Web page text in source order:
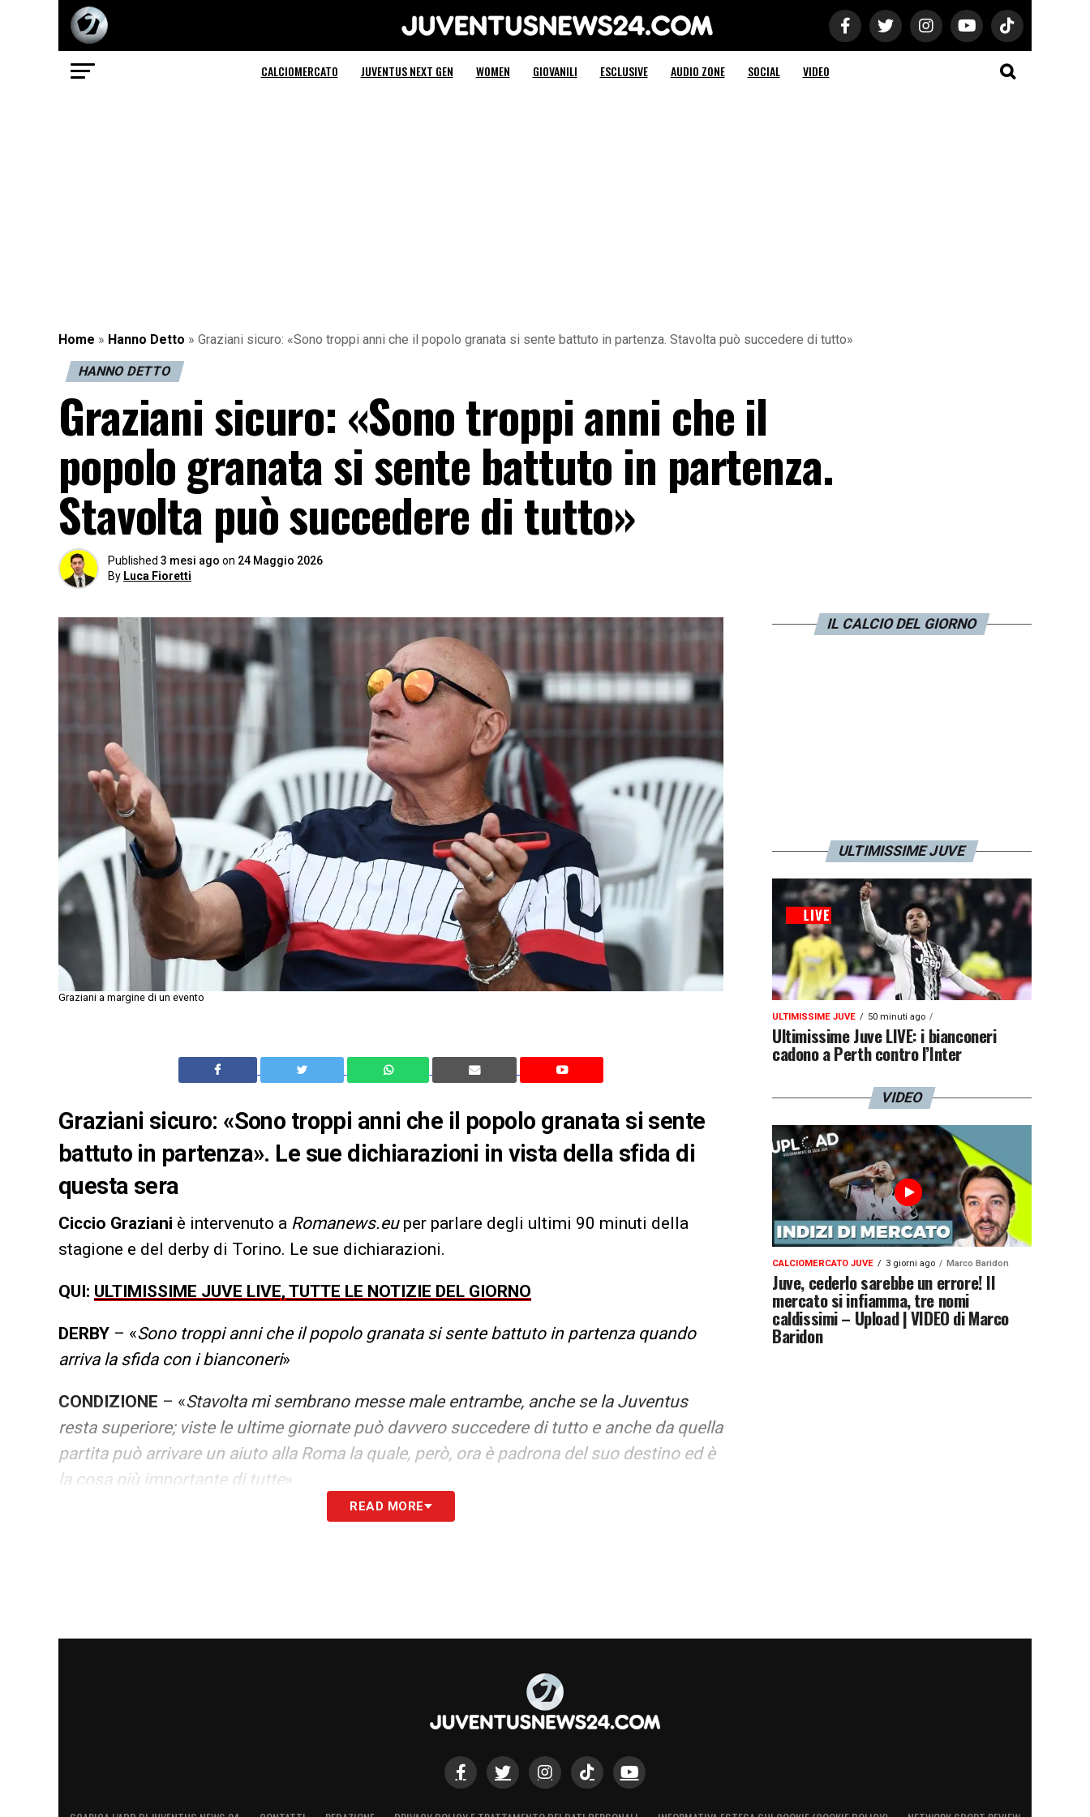
Juventus News 24
CALCIOMERCATO JUVENTUS NEXT GEN WOMEN GIOVANILI ESCLUSIVE AUDIO ZONE SOCIAL VIDEO
Home » Hanno Detto » Graziani sicuro: «Sono troppi anni che il popolo granata si sente battuto in partenza. Stavolta può succedere di tutto»
HANNO DETTO
Graziani sicuro: «Sono troppi anni che il
popolo granata si sente battuto in partenza.
Stavolta può succedere di tutto»
Published 3 mesi ago on 24 Maggio 2026
By Luca Fioretti
Graziani a margine di un evento
Graziani sicuro: «Sono troppi anni che il popolo granata si sente
battuto in partenza». Le sue dichiarazioni in vista della sfida di
questa sera
Ciccio Graziani è intervenuto a Romanews.euper parlare degli ultimi 90 minuti della
stagione e del derby di Torino. Le sue dichiarazioni.
QUI: ULTIMISSIME JUVE LIVE, TUTTE LE NOTIZIE DEL GIORNO
DERBY – «Sono troppi anni che il popolo granata si sente battuto in partenza quando
arriva la sfida con i bianconeri»
CONDIZIONE – «Stavolta mi sembrano messe male entrambe, anche se la Juventus
resta superiore; viste le ultime giornate può davvero succedere di tutto e anche da quella
partita può arrivare un aiuto alla Roma la quale, però, ora è padrona del suo destino ed è
la cosa più importante di tutte»
READ MORE
IL CALCIO DEL GIORNO
ULTIMISSIME JUVE
ULTIMISSIME JUVE 50 minuti ago
Ultimissime Juve LIVE: i bianconeri
cadono a Perth contro l’Inter
VIDEO
CALCIOMERCATO JUVE 3 giorni ago Marco Baridon
Juve, cederlo sarebbe un errore! Il
mercato si infiamma, tre nomi
caldissimi – Upload | VIDEO di Marco
Baridon